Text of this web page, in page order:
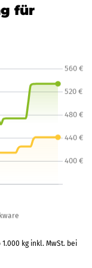
für
kg inkl. MwSt. bei